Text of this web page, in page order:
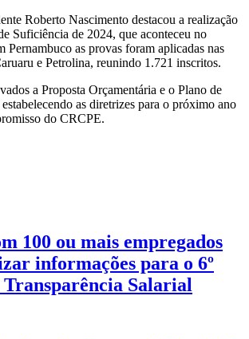
Roberto Nascimento destacou a realização
Suficiência de 2024, que aconteceu no
Pernambuco as provas foram aplicadas nas
e Petrolina, reunindo 1.721 inscritos.
a Proposta Orçamentária e o Plano de
as diretrizes para o próximo ano
do CRCPE.
100 ou mais empregados
informações para o 6º
Salarial